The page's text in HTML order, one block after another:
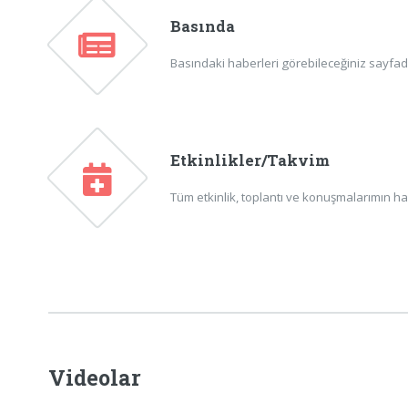
Basında
Basındaki haberleri görebileceğiniz
Etkinlikler/Takvim
Tüm etkinlik, toplantı ve konuşmalarımın
Videolar